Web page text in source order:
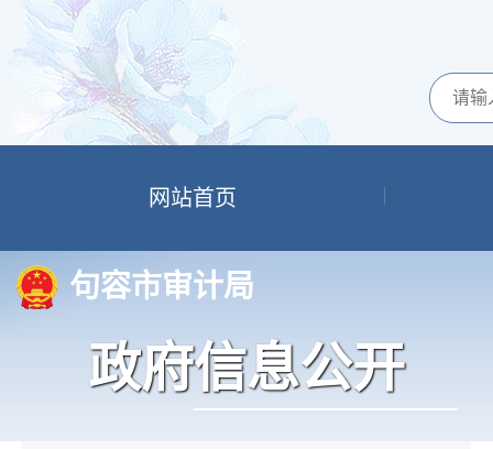
网站首页
句容市审计局
政府信息公开